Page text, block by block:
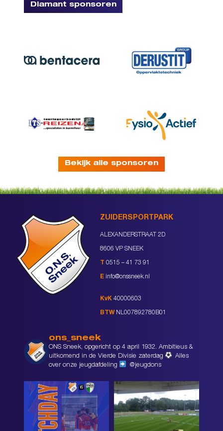
Diamant sponsoren
Bekijk alle sponsoren
ZUIDERSPORTPARK
ALEXANDERSTRAAT 2D
8606 VP SNEEK
T 0515 – 41 73 91
E info@onssneek.nl
KvK 40000603
BTW NL007892780B01
ons_sneek
ONS Sneek, opgericht op 4 april 1932. Ambitieus &
uitkomend in de Vierde Divisie zaterdag
Alles
over onze jeugdafdeling
@jeugdons